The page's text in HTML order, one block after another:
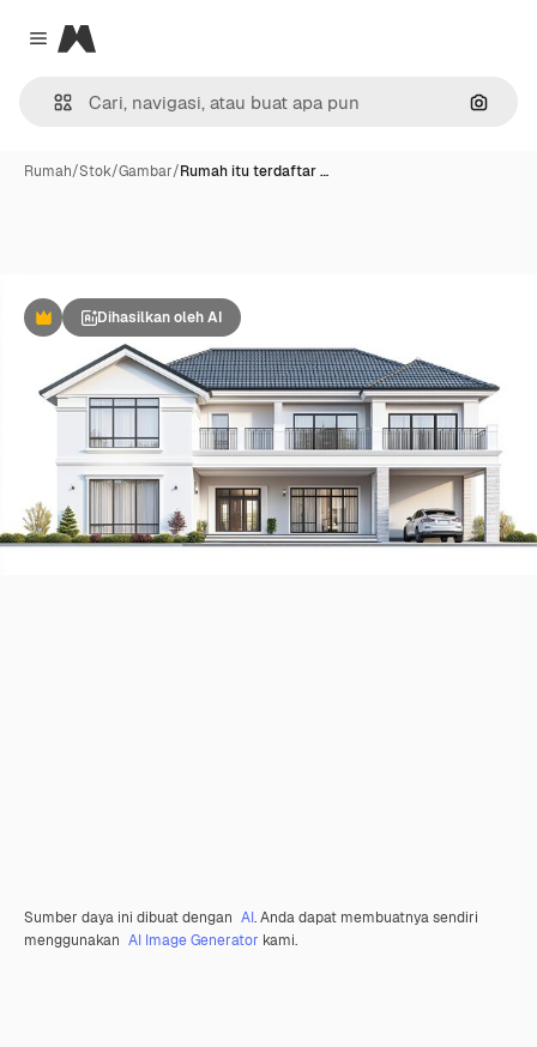
Close menu
Magnific
Rumah/Stok/Gambar/Rumah itu terdaftar …
PremiumDihasilkan oleh AI
Sumber daya ini dibuat dengan AI. Anda dapat membuatnya sendiri
menggunakan AI Image Generator kami.